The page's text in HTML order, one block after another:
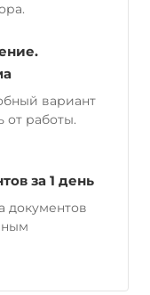
вариант
от работы.
за 1 день
документов